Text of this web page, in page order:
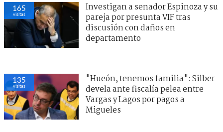
165
visitas
Investigan a senador Espinoza y su
pareja por presunta VIF tras
discusión con daños en
departamento
135
visitas
"Hueón, tenemos familia": Silber
devela ante fiscalía pelea entre
Vargas y Lagos por pagos a
Migueles